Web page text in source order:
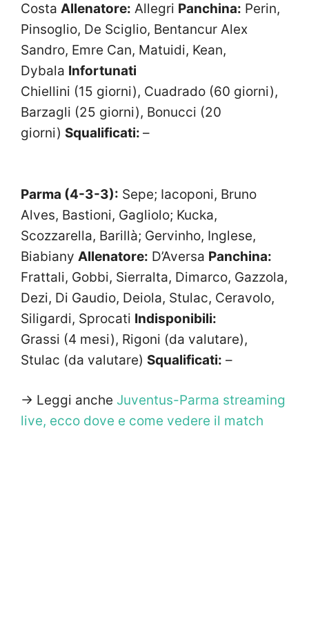
Costa Allenatore: Allegri Panchina: Perin,
Pinsoglio, De Sciglio, Bentancur Alex
Sandro, Emre Can, Matuidi, Kean,
Dybala Infortunati
Chiellini (15 giorni), Cuadrado (60 giorni),
Barzagli (25 giorni), Bonucci (20
giorni) Squalificati: –
Parma (4-3-3): Sepe; Iacoponi, Bruno
Alves, Bastioni, Gagliolo; Kucka,
Scozzarella, Barillà; Gervinho, Inglese,
Biabiany Allenatore: D’Aversa Panchina:
Frattali, Gobbi, Sierralta, Dimarco, Gazzola,
Dezi, Di Gaudio, Deiola, Stulac, Ceravolo,
Siligardi, Sprocati Indisponibili:
Grassi (4 mesi), Rigoni (da valutare),
Stulac (da valutare) Squalificati: –
-> Leggi anche Juventus-Parma streaming
live, ecco dove e come vedere il match